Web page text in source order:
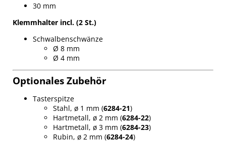
30 mm
Klemmhalter incl. (2 St.)
Schwalbenschwänze
Ø 8 mm
Ø 4 mm
Optionales Zubehör
Tasterspitze
Stahl, ø 1 mm (6284-21)
Hartmetall, ø 2 mm (6284-22)
Hartmetall, ø 3 mm (6284-23)
Rubin, ø 2 mm (6284-24)